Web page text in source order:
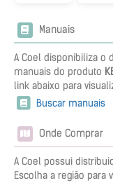
Manuais
A Coel disponibiliza o
manuais do produto
link abaixo para
Buscar manuais
Onde Comprar
A Coel possui
Escolha a região para